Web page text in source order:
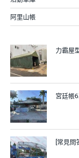
阿里山帳
力霸屋
宮廷帳
[常見問